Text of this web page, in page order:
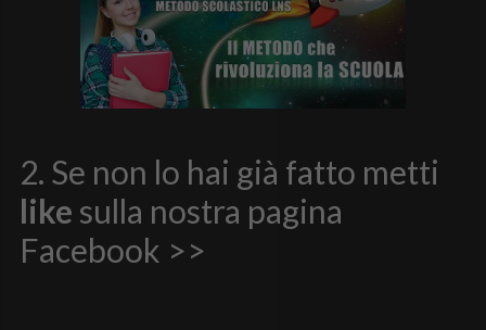
2. Se non lo hai già fatto metti
like sulla nostra pagina
Facebook >>